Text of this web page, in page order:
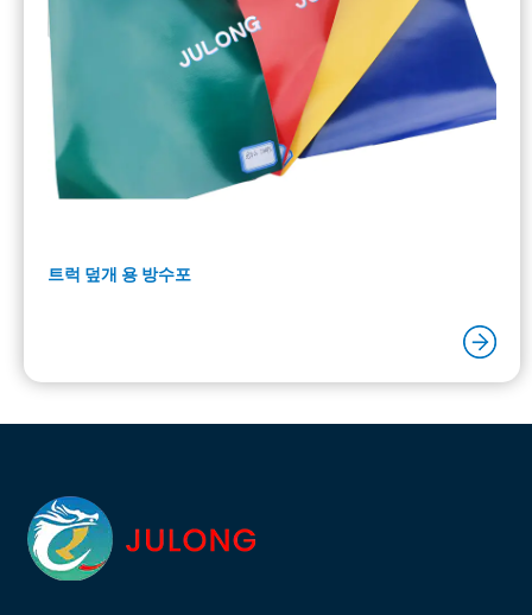
트럭 덮개 용 방수포